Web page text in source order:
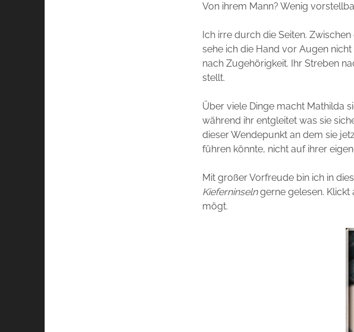
Von ihrem Mann? Wenig
Ich irre durch die Seiten.
sehe ich die Hand vor Augen nicht
nach Zugehörigkeit. Ihr Streben
stellt.
Über viele Dinge macht Mathilda
während ihr entgleitet was sie
dieser Wendepunkt an dem sie
führen könnte, nicht auf ihrer
Mit großer Vorfreude bin ich in
Kieferninselngerne gelesen. Klickt
mögt.